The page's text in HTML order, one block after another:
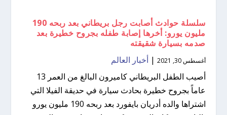
سلسلة حوادث أصابت رجل بريطاني بعد ربحه 190
مليون يورو: أخرها إصابة طفله بجروح خطيرة بعد
صدمه بسيارة شقيقته
أغسطس 30, 2021 |أخبار العالم
أصيب الطفل البريطاني كاميرون البالغ من العمر 13
عاماً بجروح خطيرة بحادث سيارة في حديقة الفيلا التي
اشتراها والده أدريان بايفورد بعد ربحه 190 مليون يورو